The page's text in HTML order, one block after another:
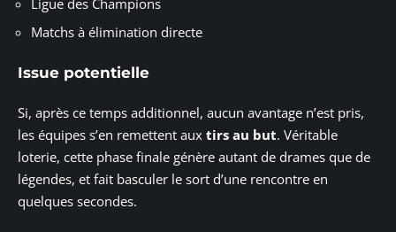
Matchs à élimination directe
Issue potentielle
Si, après ce temps additionnel, aucun avantage n’est pris,
les équipes s’en remettent aux tirs au but. Véritable
loterie, cette phase finale génère autant de drames que de
légendes, et fait basculer le sort d’une rencontre en
quelques secondes.